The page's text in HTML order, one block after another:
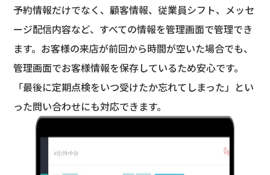
予約情報だけでなく、顧客情報、従業員シフト、メッセ
ージ配信内容など、すべての情報を管理画面で管理でき
ます。お客様の来店が前回から時間が空いた場合でも、
管理画面でお客様情報を保存しているため安心です。
「最後に定期点検をいつ受けたか忘れてしまった」とい
った問い合わせにも対応できます。